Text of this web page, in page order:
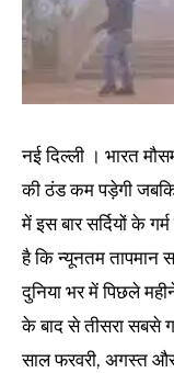
नई दिल्ली । भारत
की ठंड कम पड़ेगी
में इस बार सर्दियों के
है कि न्यूनतम तापमान
दुनिया भर में पिछले
के बाद से तीसरा सबसे
साल फरवरी, अगस्त